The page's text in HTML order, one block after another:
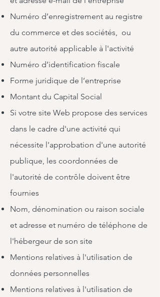
Numéro d’enregistrement au registre
du commerce et des sociétés, ou
autre autorité applicable à l'activité
Numéro d’identification fiscale
Forme juridique de l’entreprise
Montant du Capital Social
Si votre site Web propose des services
dans le cadre d'une activité qui
nécessite l'approbation d'une autorité
publique, les coordonnées de
l'autorité de contrôle doivent être
fournies
Nom, dénomination ou raison sociale
et adresse et numéro de téléphone de
l'hébergeur de son site
Mentions relatives à l'utilisation de
données personnelles
Mentions relatives à l'utilisation de